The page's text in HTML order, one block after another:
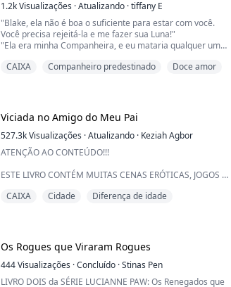
caída.
Decido ...
1.2kVisualizações ·Atualizando ·tiffany E
"Blake, ela não é boa o suficiente para estar com você.
Você precisa rejeitá-la e me fazer sua Luna!"
"Ela era minha Companheira, e eu mataria qualquer um
mais velho. Toda a sua vida muda quando ela encontra um
cara no ...
CAIXA Companheiro predestinado Doce amor
Viciada no Amigo do Meu Pai
527.3kVisualizações ·Atualizando · Keziah Agbor
ATENÇÃO AO CONTEÚDO!!!
ESTE LIVRO CONTÉM MUITAS CENAS ERÓTICAS, JOGOS DE
JOGOS PRIMORDIAIS.
PICANTES QUE VÃO DEIXAR SUAS CALCINHAS
MOLHADAS E FAZER VOCÊ ALCANÇAR SEUS VIBRADORES.
DIVIRTAM-SE, MENINAS, E NÃO SE ESQUEÇAM DE DEIXAR
SE...
CAIXA Cidade Diferença de idade
Os Rogues que Viraram Rogues
444Visualizações ·Concluído ·Stinas Pen
LIVRO DOIS da SÉRIE LUCIANNE PAW: Os Renegados que